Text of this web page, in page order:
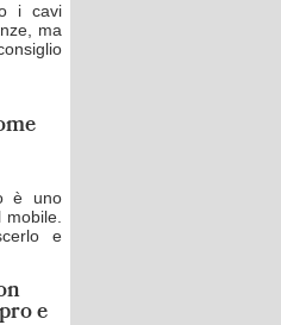
i cavi
ma
è uno
e
e